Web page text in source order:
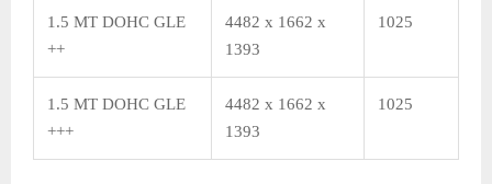
1.5 MT DOHC GLE
++
4482 x 1662 x
1393
1025
1.5 MT DOHC GLE
+++
4482 x 1662 x
1393
1025